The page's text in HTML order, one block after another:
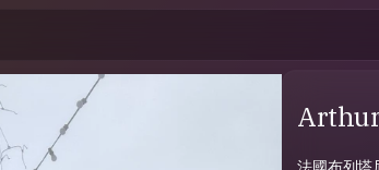
法國布列塔